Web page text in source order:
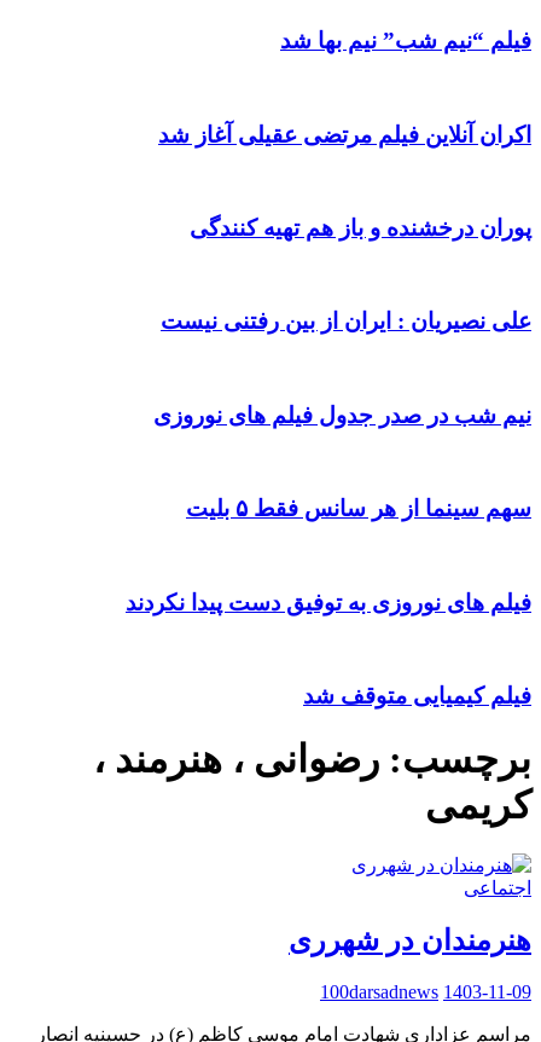
فیلم “نیم شب” نیم بها شد
اکران آنلاین فیلم مرتضی عقیلی آغاز شد
پوران درخشنده و باز هم تهیه کنندگی
علی نصیریان : ایران از بین رفتنی نیست
نیم شب در صدر جدول فیلم های نوروزی
سهم سینما از هر سانس فقط ۵ بلیت
فیلم های نوروزی به توفیق دست پیدا نکردند
فیلم کیمیایی متوقف شد
برچسب: رضوانی ، هنرمند ،
کریمی
اجتماعی
هنرمندان در شهرری
100darsadnews 1403-11-09
مراسم عزاداری شهادت امام موسی کاظم (ع) در حسینیه انصار